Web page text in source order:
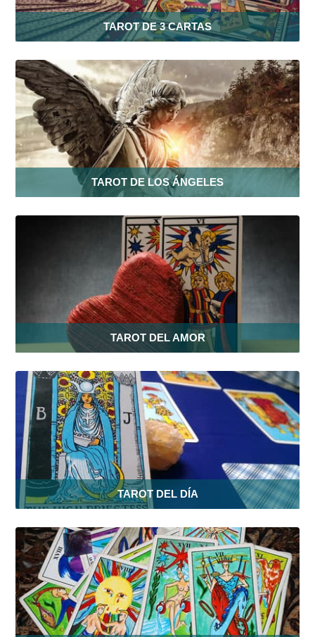
TAROT DE 3 CARTAS
TAROT DE LOS ÁNGELES
TAROT DEL AMOR
TAROT DEL DÍA